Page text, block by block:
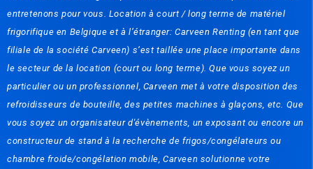
entretenons pour vous. Location à court / long terme de matériel
frigorifique en Belgique et à l’étranger: Carveen Renting (en tant que
filiale de la société Carveen) s’est taillée une place importante dans
le secteur de la location (court ou long terme). Que vous soyez un
particulier ou un professionnel, Carveen met à votre disposition des
refroidisseurs de bouteille, des petites machines à glaçons, etc. Que
vous soyez un organisateur d'évènements, un exposant ou encore un
constructeur de stand à la recherche de frigos/congélateurs ou
chambre froide/congélation mobile, Carveen solutionne votre